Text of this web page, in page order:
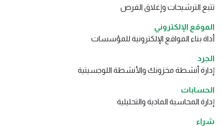
تتبع الترشيحات وإغلاق الفرص
الموقع الإلكتروني
أداة بناء المواقع الإلكترونية للمؤسسات
الجرد
إدارة أنشطة مخزونك والأنشطة اللوجسيتية
الحسابات
إدارة المحاسبة المادية والتحليلية
شراء